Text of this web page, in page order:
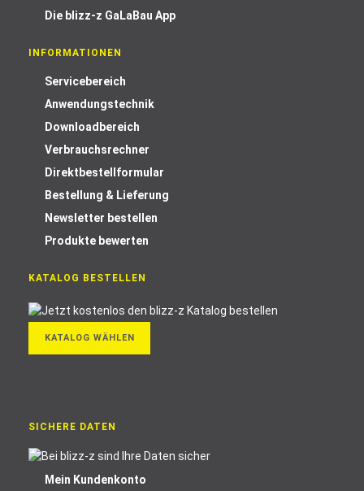
Die blizz-z GaLaBau App
INFORMATIONEN
Servicebereich
Anwendungstechnik
Downloadbereich
Verbrauchsrechner
Direktbestellformular
Bestellung & Lieferung
Newsletter bestellen
Produkte bewerten
KATALOG BESTELLEN
KATALOG WÄHLEN
SICHERE DATEN
Mein Kundenkonto